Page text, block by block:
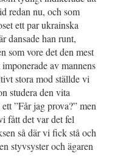
redan nu, och som
ett par ukrainska
dansade han runt,
som vore det den mest
av mannens
stora mod ställde vi
studera den vita
”Får jag prova?” men
fått det var det fel
så där vi fick stå och
styvsyster och ägaren